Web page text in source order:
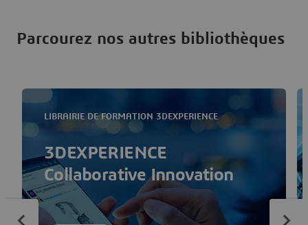
Parcourez nos autres bibliothèques
LIBRAIRIE DE FORMATION 3DEXPERIENCE
3DEXPERIENCE
Collaborative Innovation